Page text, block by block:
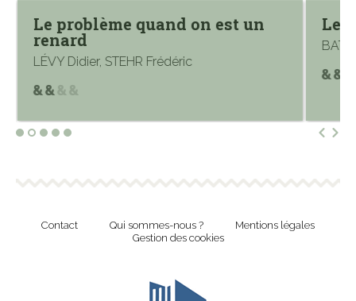
Le problème quand on est un
renard
LÉVY Didier, STEHR Frédéric
Le
Contact Qui sommes-nous ?
Mentions légales
Gestion des cookies